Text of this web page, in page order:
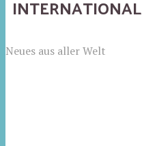
INTERNATIONAL
Neues aus aller Welt